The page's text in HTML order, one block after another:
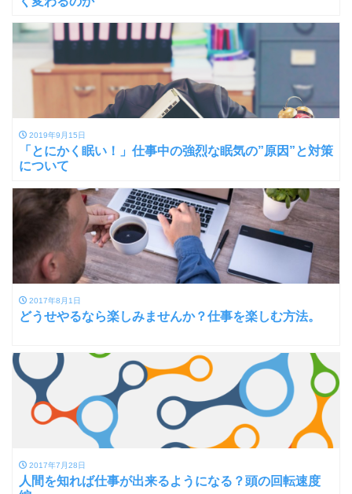
2019年9月15日
「とにかく眠い！」仕事中の強烈な眠気の”原因”と対策
について
2017年8月1日
どうせやるなら楽しみませんか？仕事を楽しむ方法。
2017年7月28日
人間を知れば仕事が出来るようになる？頭の回転速度